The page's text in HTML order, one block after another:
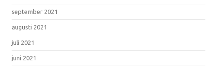
september 2021
augusti 2021
juli 2021
juni 2021